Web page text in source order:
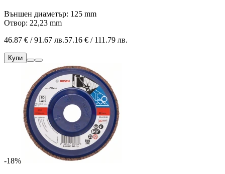
Външен диаметър: 125 mm
Отвор: 22,23 mm
46.87 € / 91.67 лв.57.16 € / 111.79 лв.
Купи
-18%